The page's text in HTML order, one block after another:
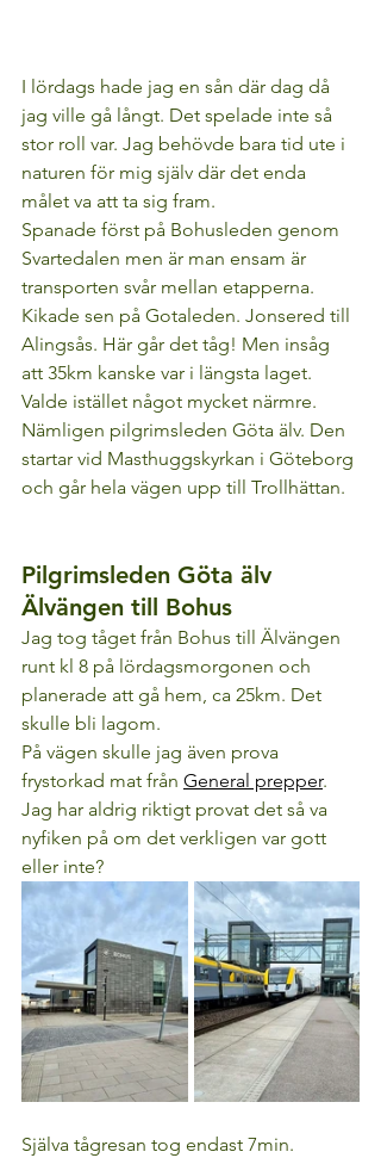
I lördags hade jag en sån där dag då
jag ville gå långt. Det spelade inte så
stor roll var. Jag behövde bara tid ute i
naturen för mig själv där det enda
målet va att ta sig fram.
Spanade först på Bohusleden genom
Svartedalen men är man ensam är
transporten svår mellan etapperna.
Kikade sen på Gotaleden. Jonsered till
Alingsås. Här går det tåg! Men insåg
att 35km kanske var i längsta laget.
Valde istället något mycket närmre.
Nämligen pilgrimsleden Göta älv. Den
startar vid Masthuggskyrkan i Göteborg
och går hela vägen upp till Trollhättan.
Pilgrimsleden Göta älv
Älvängen till Bohus
Jag tog tåget från Bohus till Älvängen
runt kl 8 på lördagsmorgonen och
planerade att gå hem, ca 25km. Det
skulle bli lagom.
På vägen skulle jag även prova
frystorkad mat från General prepper.
Jag har aldrig riktigt provat det så va
nyfiken på om det verkligen var gott
eller inte?
Själva tågresan tog endast 7min.